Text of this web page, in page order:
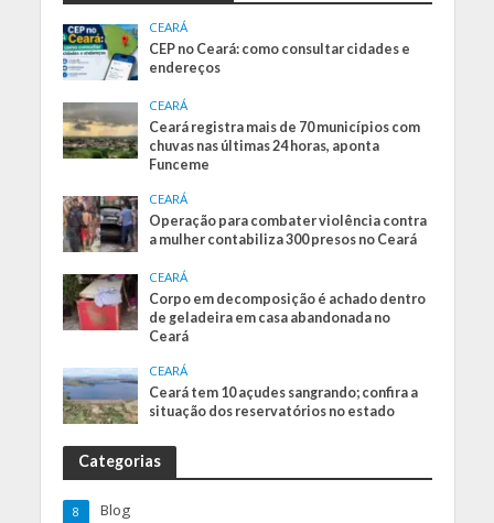
CEARÁ
CEP no Ceará: como consultar cidades e
endereços
CEARÁ
Ceará registra mais de 70 municípios com
chuvas nas últimas 24 horas, aponta
Funceme
CEARÁ
Operação para combater violência contra
a mulher contabiliza 300 presos no Ceará
CEARÁ
Corpo em decomposição é achado dentro
de geladeira em casa abandonada no
Ceará
CEARÁ
Ceará tem 10 açudes sangrando; confira a
situação dos reservatórios no estado
Categorias
Blog
8